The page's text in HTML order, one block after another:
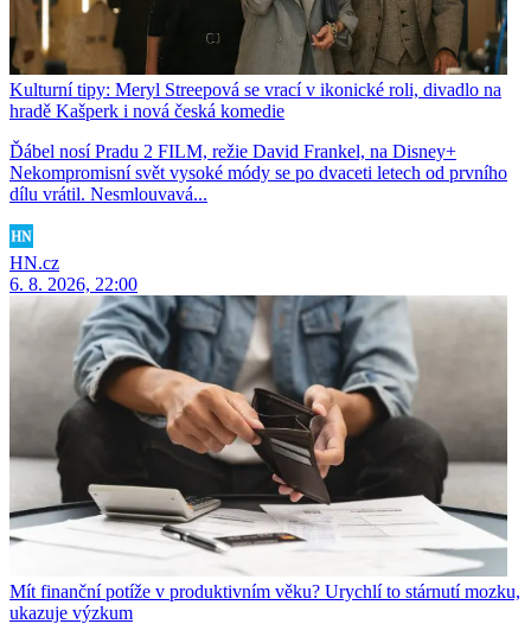
Kulturní tipy: Meryl Streepová se vrací v ikonické roli, divadlo na
hradě Kašperk i nová česká komedie
Ďábel nosí Pradu 2 FILM, režie David Frankel, na Disney+
Nekompromisní svět vysoké módy se po dvaceti letech od prvního
dílu vrátil. Nesmlouvavá...
HN.cz
6. 8. 2026, 22:00
Mít finanční potíže v produktivním věku? Urychlí to stárnutí mozku,
ukazuje výzkum